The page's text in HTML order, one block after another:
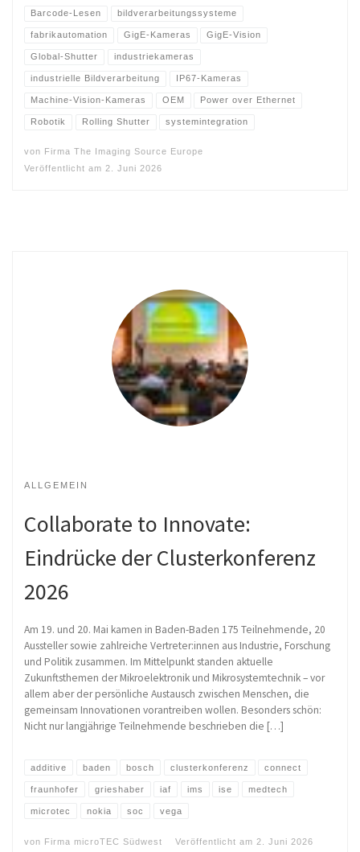
Barcode-Lesen bildverarbeitungssysteme
fabrikautomation GigE-Kameras GigE-Vision
Global-Shutter industriekameras
industrielle Bildverarbeitung IP67-Kameras
Machine-Vision-Kameras OEM Power over Ethernet
Robotik Rolling Shutter systemintegration
von Firma The Imaging Source Europe
Veröffentlicht am 2. Juni 2026
ALLGEMEIN
Collaborate to Innovate:
Eindrücke der Clusterkonferenz
2026
Am 19. und 20. Mai kamen in Baden-Baden 175 Teilnehmende, 20
Aussteller sowie zahlreiche Vertreter:innen aus Industrie, Forschung
und Politik zusammen. Im Mittelpunkt standen aktuelle
Zukunftsthemen der Mikroelektronik und Mikrosystemtechnik – vor
allem aber der persönliche Austausch zwischen Menschen, die
gemeinsam Innovationen vorantreiben wollen. Besonders schön:
Nicht nur langjährige Teilnehmende beschrieben die […]
additive baden bosch clusterkonferenz connect
fraunhofer grieshaber iaf ims ise medtech
microtec nokia soc vega
von Firma microTEC Südwest Veröffentlicht am 2. Juni 2026